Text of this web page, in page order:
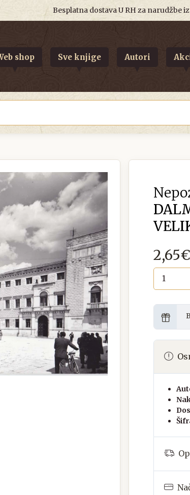
Besplatna dostava U RH za narudžbe
shop Sve knjige Autori
2,65€